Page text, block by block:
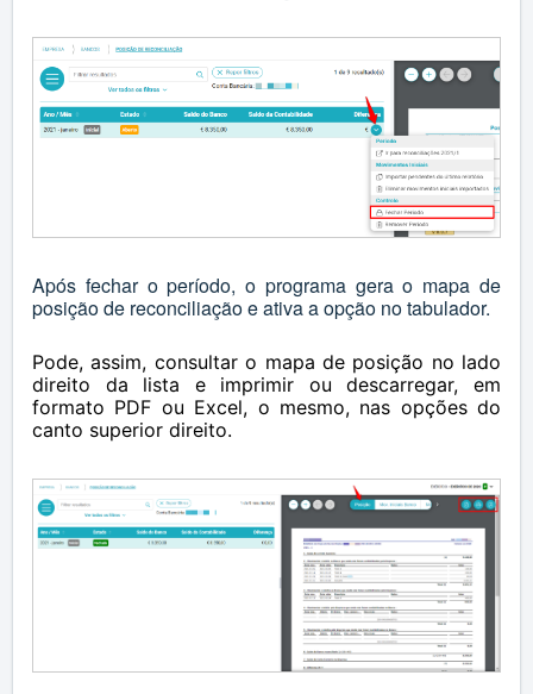
Após fechar o período, o programa gera o mapa de
posição de reconciliação e ativa a opção no tabulador.
Pode, assim, consultar o mapa de posição no lado
direito da lista e imprimir ou descarregar, em
formato PDF ou Excel, o mesmo, nas opções do
canto superior direito.